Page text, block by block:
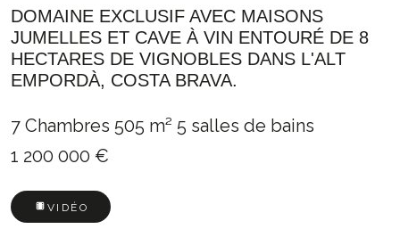
DOMAINE EXCLUSIF AVEC MAISONS
JUMELLES ET CAVE À VIN ENTOURÉ DE 8
HECTARES DE VIGNOBLES DANS L'ALT
EMPORDÀ, COSTA BRAVA.
7 Chambres 505 m² 5 salles de bains
1 200 000 €
VIDÉO